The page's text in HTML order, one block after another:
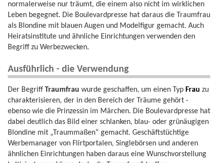
normalerweise nur träumt, die einem also nicht im wirklichen
Leben begegnet. Die Boulevardpresse hat daraus die Traumfrau
als Blondine mit blauen Augen und Modelfigur gemacht. Auch
Heiratsinstitute und ähnliche Einrichtungen verwenden den
Begriff zu Werbezwecken.
Ausführlich - die Verwendung
Der BegriffTraumfrau wurde geschaffen, um einen Typ Frau zu
charakterisieren, der in den Bereich der Träume gehört -
ebenso wie die Prinzessin im Märchen. Die Boulevardpresse hat
dabei deutlich das Bild einer schlanken, blau- oder grünäugigen
Blondine mit „Traummaßen“ gemacht. Geschäftstüchtige
Werbemanager von Flirtportalen, Singlebörsen und anderen
ähnlichen Einrichtungen haben daraus eine Wunschvorstellung